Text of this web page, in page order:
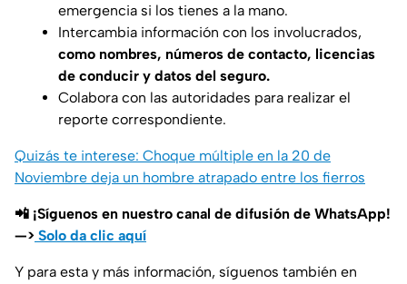
emergencia si los tienes a la mano.
Intercambia información con los involucrados,
como nombres, números de contacto, licencias
de conducir y datos del seguro.
Colabora con las autoridades para realizar el
reporte correspondiente.
Quizás te interese: Choque múltiple en la 20 de
Noviembre deja un hombre atrapado entre los fierros
📲 ¡Síguenos en nuestro canal de difusión de WhatsApp!
—> Solo da clic aquí
Y para esta y más información, síguenos también en